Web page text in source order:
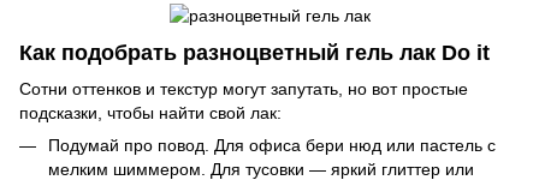
Как подобрать разноцветный гель лак Do it
Сотни оттенков и текстур могут запутать, но вот простые
подсказки, чтобы найти свой лак:
Подумай про повод. Для офиса бери нюд или пастель с
мелким шиммером. Для тусовки — яркий глиттер или